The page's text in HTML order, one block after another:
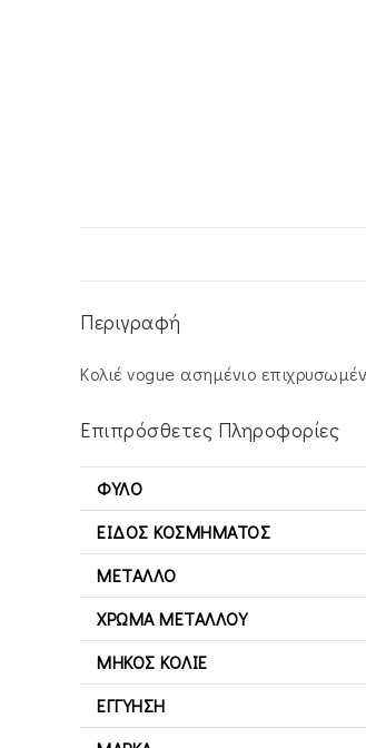
Περιγραφή
Κολιέ vogue ασημένιο
Επιπρόσθετες Πληροφορίες
ΦΎΛΟ
ΕΊΔΟΣ ΚΟΣΜΉΜΑΤΟΣ
ΜΈΤΑΛΛΟ
ΧΡΏΜΑ ΜΕΤΆΛΛΟΥ
ΜΉΚΟΣ ΚΟΛΙΈ
ΕΓΓΎΗΣΗ